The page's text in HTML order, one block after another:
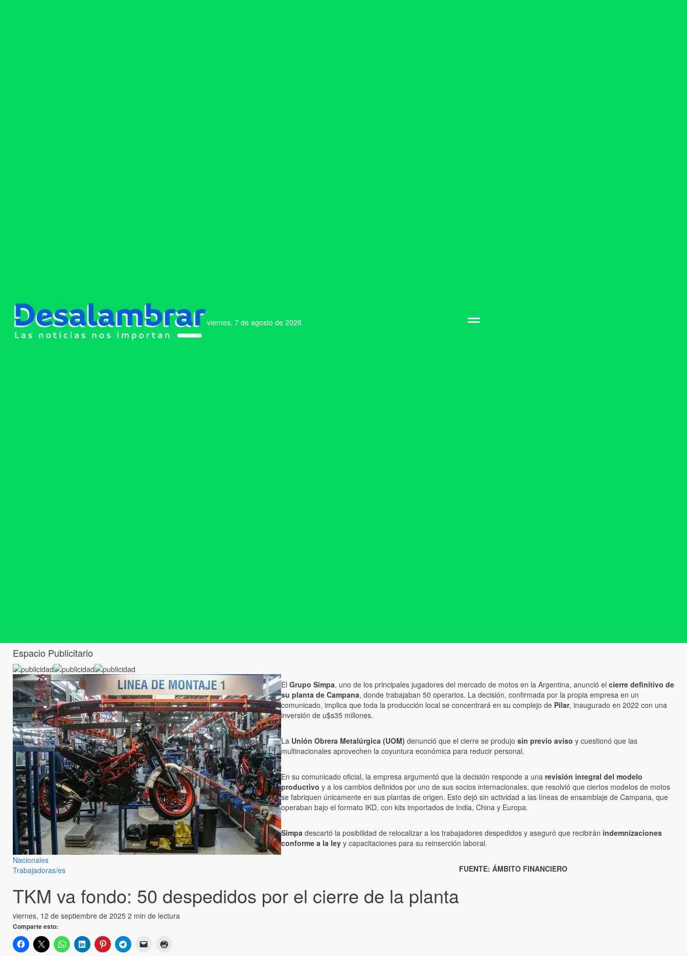
viernes, 7 de agosto de 2026
Espacio Publicitario
Nacionales
Trabajadoras/es
TKM va fondo: 50 despedidos por el cierre de la planta
viernes, 12 de septiembre de 2025 2 min de lectura
Comparte esto:
El Grupo Simpa, uno de los principales jugadores del mercado de motos en la Argentina, anunció el cierre definitivo de
su planta de Campana, donde trabajaban 50 operarios. La decisión, confirmada por la propia empresa en un
comunicado, implica que toda la producción local se concentrará en su complejo de Pilar, inaugurado en 2022 con una
inversión de u$s35 millones.
La Unión Obrera Metalúrgica (UOM) denunció que el cierre se produjo sin previo aviso y cuestionó que las
multinacionales aprovechen la coyuntura económica para reducir personal.
En su comunicado oficial, la empresa argumentó que la decisión responde a una revisión integral del modelo
productivo y a los cambios definidos por uno de sus socios internacionales, que resolvió que ciertos modelos de motos
se fabriquen únicamente en sus plantas de origen. Esto dejó sin actividad a las líneas de ensamblaje de Campana, que
operaban bajo el formato IKD, con kits importados de India, China y Europa.
Simpa descartó la posibilidad de relocalizar a los trabajadores despedidos y aseguró que recibirán indemnizaciones
conforme a la ley y capacitaciones para su reinserción laboral.
FUENTE: ÁMBITO FINANCIERO